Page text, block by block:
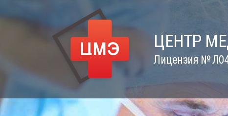
ЦЕНТР
Лицензия №